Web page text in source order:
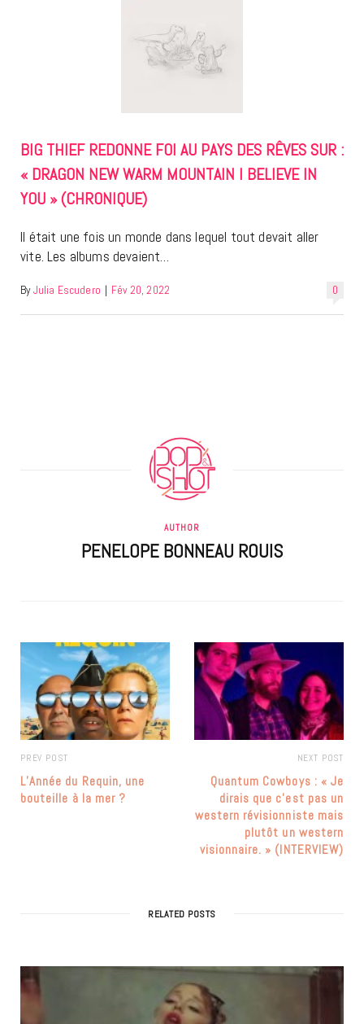
BIG THIEF REDONNE FOI AU PAYS DES RÊVES SUR :
« DRAGON NEW WARM MOUNTAIN I BELIEVE IN
YOU » (CHRONIQUE)
Il était une fois un monde dans lequel tout devait aller
vite. Les albums devaient…
0
By Julia Escudero | Fév 20, 2022
AUTHOR
PENELOPE BONNEAU ROUIS
PREV POST
L’Année du Requin, une
bouteille à la mer ?
NEXT POST
Quantum Cowboys : « Je
dirais que c’est pas un
western révisionniste mais
plutôt un western
visionnaire. » (INTERVIEW)
RELATED POSTS